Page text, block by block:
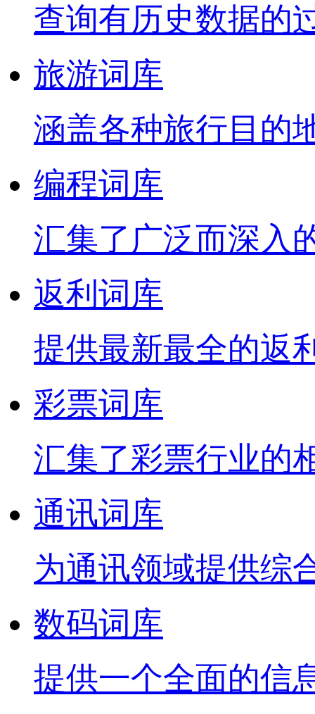
查询有历史数据的
旅游词库
涵盖各种旅行目的
编程词库
汇集了广泛而深入
返利词库
提供最新最全的返
彩票词库
汇集了彩票行业的
通讯词库
为通讯领域提供综
数码词库
提供一个全面的信